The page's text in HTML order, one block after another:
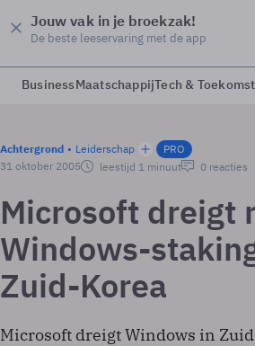
Jouw vak in je broekzak!
De beste leeservaring met de app
BusinessMaatschappijTech & Toekomst
Achtergrond Leiderschap
PRO
31 oktober 2005
leestijd 1 minuut 0 reacties
Microsoft dreigt
Windows-
Zuid-Korea
Microsoft dreigt Windows in